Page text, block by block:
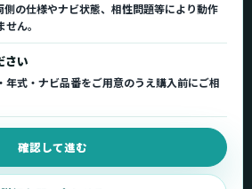
側の仕様やナビ状態、相性問題等により動作
ん。
さい
年式・ナビ品番をご用意のうえ購入前にご相
確認して進む
Q&A・症状別サポート
起動不良復旧サービス